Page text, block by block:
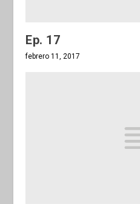
Ep. 17
febrero 11, 2017